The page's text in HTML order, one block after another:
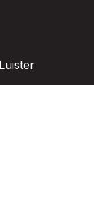
Luister